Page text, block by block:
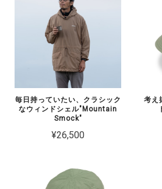
毎日持っていたい、クラシック
なウィンドシェル"Mountain
Smock"
¥26,500
考え